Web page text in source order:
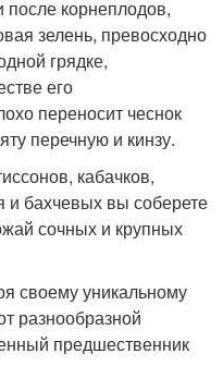
корнеплодов,
зелень, превосходно
грядке,
его
переносит чеснок
перечную и кинзу.
кабачков,
и бахчевых вы соберете
сочных и крупных
своему уникальному
разнообразной
предшественник